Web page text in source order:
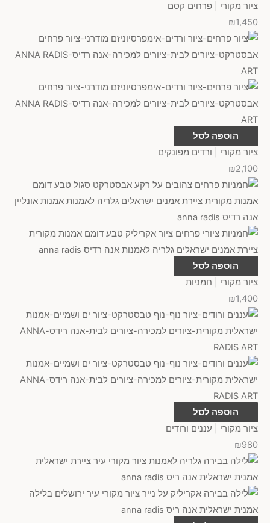
ציור מקורי | פרחים קסם
₪1,450
הוספה לסל
ציור מקורי | ורדים מפונקים
₪2,100
הוספה לסל
ציור מקורי | חמניות
₪1,400
הוספה לסל
ציור מקורי | עננים ורודים
₪980